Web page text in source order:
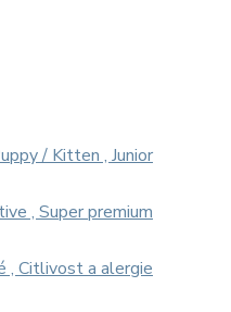
/ Kitten , Junior
, Super premium
, Citlivost a alergie